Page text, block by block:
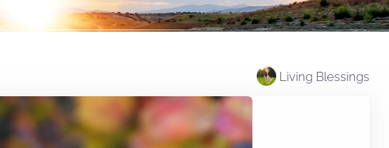
Living Blessings